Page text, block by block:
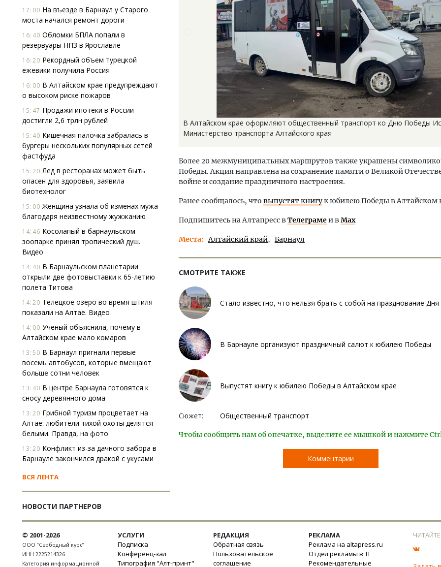
17:00 На въезде в Барнаул у Старого
моста начался ремонт дороги
16:40 Обломки БПЛА попали в
резервуары НПЗ в Ярославле
16:20 Рекордный объем турецкой
ежевики получила Россия
16:00 В Алтайском крае предупреждают
о высоком риске пожаров
15:47 Продажи ипотеки в России
достигли 2,6 трлн рублей
15:40 Кишечная палочка забралась в
бургеры нескольких популярных сетей
фастфуда
15:20 Лед в ресторанах может быть
опасен для здоровья, заявила
биотехнолог
15:00 Женщина узнала об изменах мужа
благодаря неизвестному жужжанию
14:46 Косолапый в барнаульском
зоопарке принял тропический душ.
Видео
14:40 В Барнаульском планетарии
открыли две фотовыставки к 65-летию
полета Титова
14:20 Телецкое озеро во время штиля
показали на Алтае. Видео
14:00 Ученый объяснила, почему в
Алтайском крае мало комаров
13:50 В Барнаул пригнали первые
восемь автобусов, которые вмещают
больше сотни человек
13:40 В центре Барнаула готовятся к
сносу деревянного дома
13:20 Грибной туризм процветает на
Алтае: любители тихой охоты делятся
белыми. Правда, на фото
13:20 Конфликт из-за дачного забора в
Барнауле закончился дракой с укусами
ВСЯ ЛЕНТА
НОВОСТИ ПАРТНЕРОВ
В Алтайском крае оформляют общественный транспорт ко Дню Победы
Министерство транспорта Алтайского края
Более 20 межмуниципальных маршрутов также украшены
Победы. Акция направлена на сохранение памяти о Великой
войне и создание праздничного настроения.
Ранее сообщалось, что выпустят книгук юбилею Победы в Алтайском
Подпишитесь на Алтапресс вТелеграмеи вMax
Места Алтайский край Барнаул
СМОТРИТЕ ТАКЖЕ
Стало известно, что нельзя брать с собой на празднование
В Барнауле организуют праздничный салют к юбилею Победы
Выпустят книгу к юбилею Победы в Алтайском крае
Сюжет: Общественный транспорт
Чтобы сообщить нам об опечатке, выделите ее мышкой и нажмите
Комментарии
© 2001-2026
ООО “Свободный курс”
ИНН 2225214326
Категория информационной
УСЛУГИ
Подписка
Конференц-зал
Типография "Алт-принт"
РЕДАКЦИЯ
Обратная связь
Пользовательское
соглашение
РЕКЛАМА
Реклама на altapress.ru
Отдел рекламы в ТГ
Рекомендательные